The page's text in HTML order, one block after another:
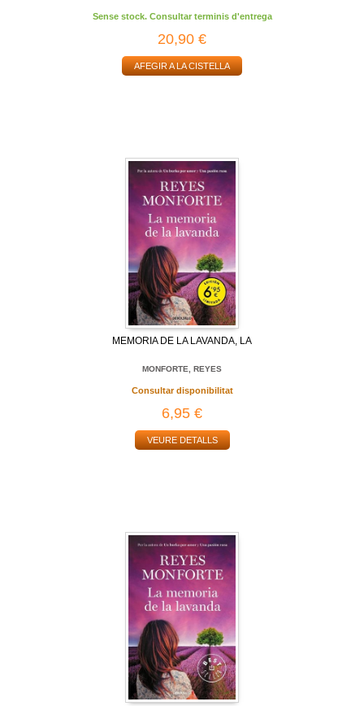
Sense stock. Consultar terminis d'entrega
20,90 €
AFEGIR A LA CISTELLA
MEMORIA DE LA LAVANDA, LA
MONFORTE, REYES
Consultar disponibilitat
6,95 €
VEURE DETALLS